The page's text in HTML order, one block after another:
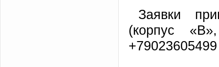
Заявки
(корпус